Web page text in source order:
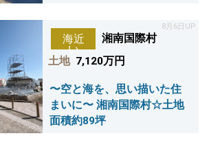
8月6日UP
海近
い
湘南国際村
土地 7,120万円
〜空と海を、思い描いた住
まいに〜 湘南国際村☆土地
面積約89坪